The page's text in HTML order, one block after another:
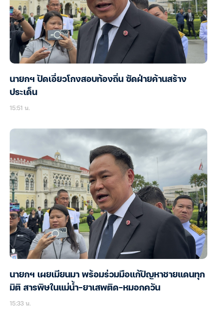
นายกฯ ปัดเอี่ยวโกงสอบท้องถิ่น ซัดฝ่ายค้านสร้าง
ประเด็น
15:51 น.
นายกฯ เผยเมียนมา พร้อมร่วมมือแก้ปัญหาชายแดนทุก
มิติ สารพิษในแม่น้ำ-ยาเสพติด-หมอกควัน
15:33 น.